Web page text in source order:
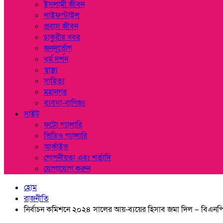
ইসলামী জীবন
লাইফস্টাইল
প্রবাস জীবন
চাকুরীর খবর
জনদূর্ভোগ
ধর্ম দর্শন
স্বাস্থ্য
সাহিত্য
মহানগর
ব্যবসা-বাণিজ্য
সাইট
ফটো গ্যালারি
ভিডিও গ্যালারি
আর্কাইভ
গোপনীয়তা এবং শর্তাদি
যোগাযোগ করুন
হোম
রাজনীতি
নির্বাচন কমিশনে ২০২৪ সালের আয়-ব্যয়ের হিসাব জমা দিল –